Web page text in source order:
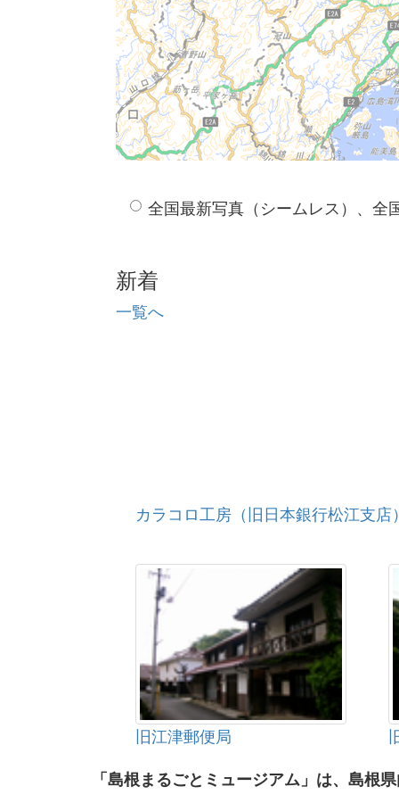
全国最新写真（シームレス）、全
新着
一覧へ
カラコロ工房（旧日本銀行松江支店
旧江津郵便局
「島根まるごとミュージアム」は、島根